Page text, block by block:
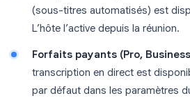
(sous-titres automatisés) est
L’hôte l’active depuis la réunion.
Forfaits payants (Pro,
transcription en direct est
par défaut dans les paramètres